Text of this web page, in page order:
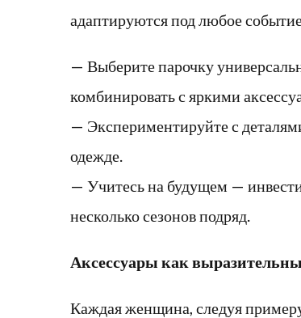
адаптируются под любое
— Выберите парочку
комбинировать с яркими
— Экспериментируйте с
одежде.
— Учитесь на будущем —
несколько сезонов подряд.
Аксессуары как
Каждая женщина, следуя